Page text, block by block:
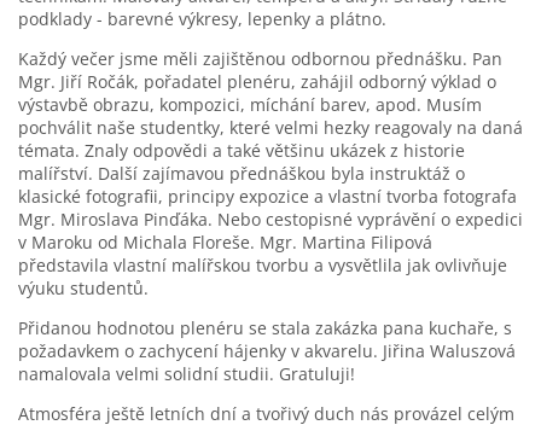
podklady - barevné výkresy, lepenky a plátno.
Každý večer jsme měli zajištěnou odbornou přednášku. Pan
Mgr. Jiří Ročák, pořadatel plenéru, zahájil odborný výklad o
výstavbě obrazu, kompozici, míchání barev, apod. Musím
pochválit naše studentky, které velmi hezky reagovaly na daná
témata. Znaly odpovědi a také většinu ukázek z historie
malířství. Další zajímavou přednáškou byla instruktáž o
klasické fotografii, principy expozice a vlastní tvorba fotografa
Mgr. Miroslava Pinďáka. Nebo cestopisné vyprávění o expedici
v Maroku od Michala Floreše. Mgr. Martina Filipová
představila vlastní malířskou tvorbu a vysvětlila jak ovlivňuje
výuku studentů.
Přidanou hodnotou plenéru se stala zakázka pana kuchaře, s
požadavkem o zachycení hájenky v akvarelu. Jiřina Waluszová
namalovala velmi solidní studii. Gratuluji!
Atmosféra ještě letních dní a tvořivý duch nás provázel celým